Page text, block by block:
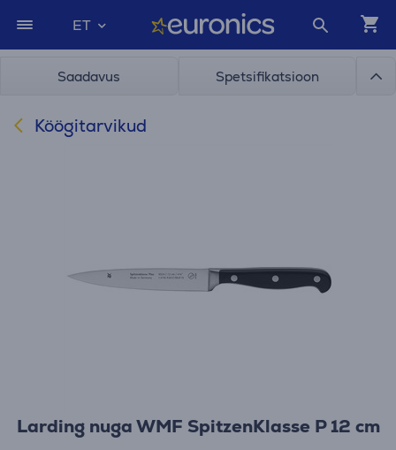
ET
Saadavus Spetsifikatsioon
Köögitarvikud
Larding nuga WMF SpitzenKlasse P 12 cm